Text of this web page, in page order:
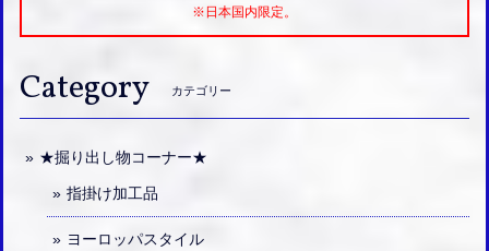
※日本国内限定。
Category カテゴリー
★掘り出し物コーナー★
指掛け加工品
ヨーロッパスタイル